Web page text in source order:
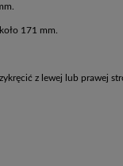
171 mm.
z lewej lub prawej